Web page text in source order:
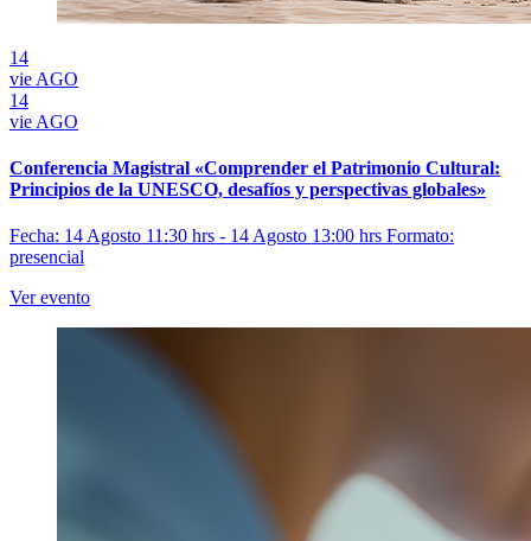
14
vie AGO
14
vie AGO
Conferencia Magistral «Comprender el Patrimonio Cultural:
Principios de la UNESCO, desafíos y perspectivas globales»
Fecha: 14 Agosto 11:30 hrs - 14 Agosto 13:00 hrs Formato:
presencial
Ver evento